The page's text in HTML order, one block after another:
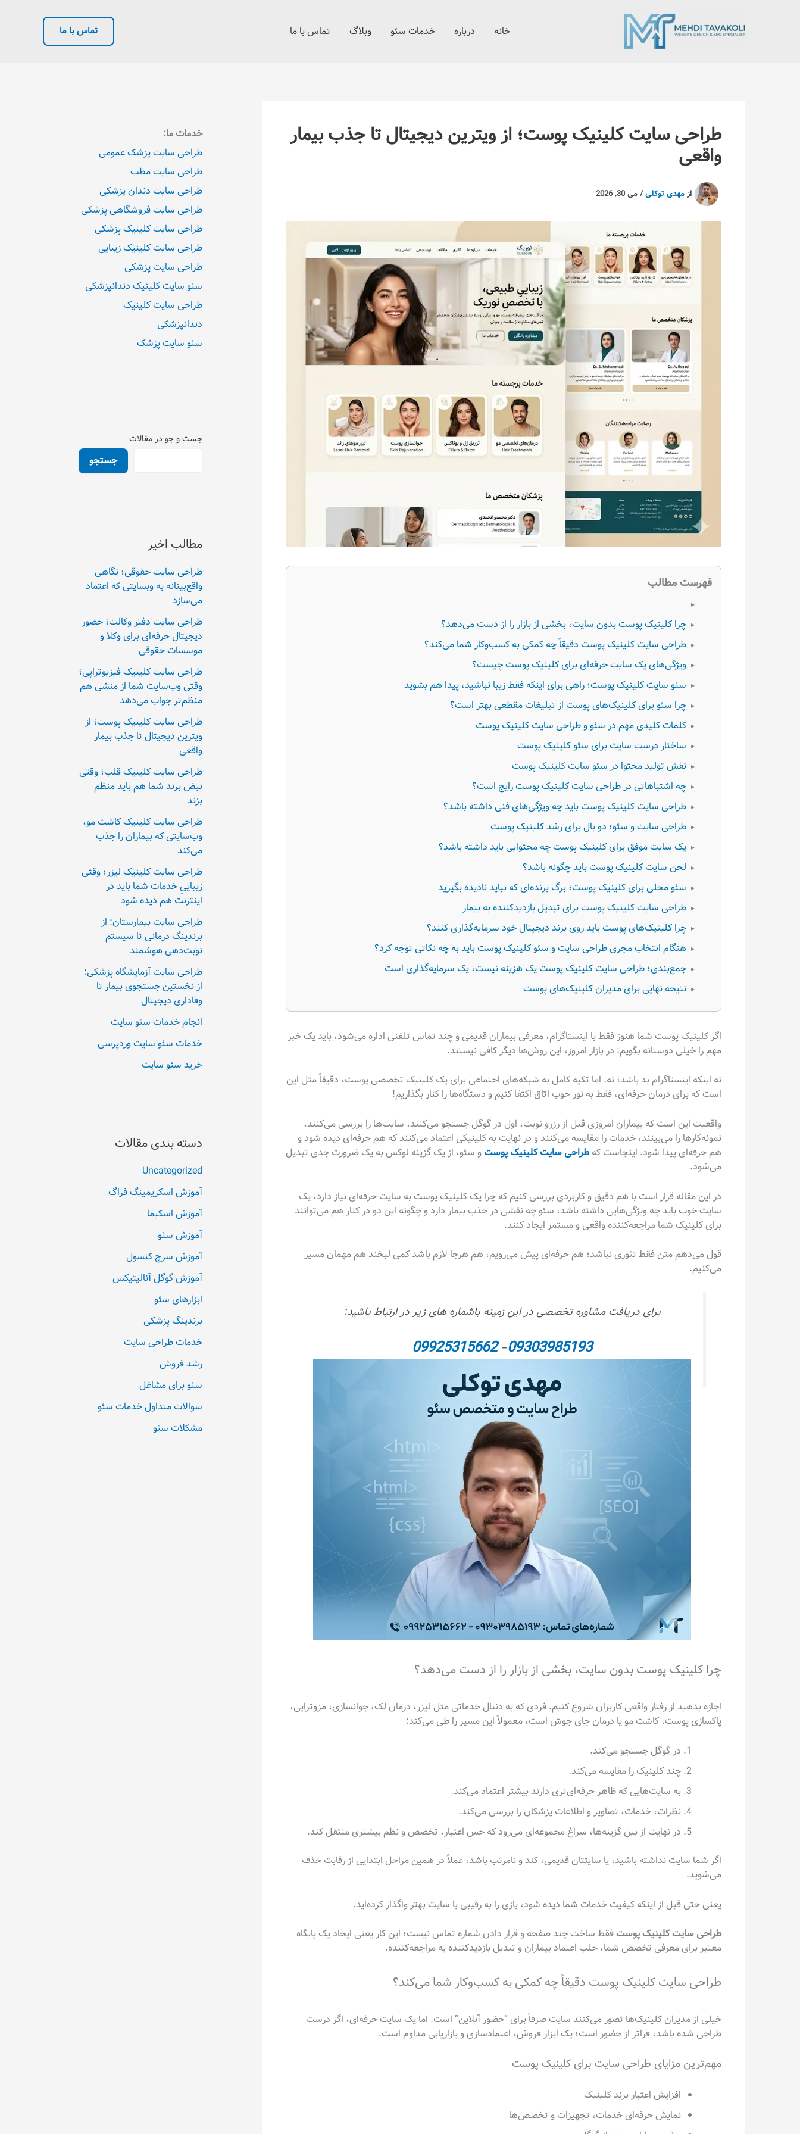
خانه درباره خدمات سئو وبلاگ تماس با ما تماس با ما
طراحی سایت کلینیک پوست؛ از ویترین دیجیتال تا جذب بیمار
واقعی
ازمهدی توکلی/می 30, 2026
فهرست مطالب
▸
▸ چرا کلینیک پوست بدون سایت، بخشی از بازار را از دست می‌دهد؟
▸ طراحی سایت کلینیک پوست دقیقاً چه کمکی به کسب‌وکار شما می‌کند؟
▸ ویژگی‌های یک سایت حرفه‌ای برای کلینیک پوست چیست؟
▸ سئو سایت کلینیک پوست؛ راهی برای اینکه فقط زیبا نباشید، پیدا هم بشوید
▸ چرا سئو برای کلینیک‌های پوست از تبلیغات مقطعی بهتر است؟
▸ کلمات کلیدی مهم در سئو و طراحی سایت کلینیک پوست
▸ ساختار درست سایت برای سئو کلینیک پوست
▸ نقش تولید محتوا در سئو سایت کلینیک پوست
▸ چه اشتباهاتی در طراحی سایت کلینیک پوست رایج است؟
▸ طراحی سایت کلینیک پوست باید چه ویژگی‌های فنی داشته باشد؟
▸ طراحی سایت و سئو؛ دو بال برای رشد کلینیک پوست
▸ یک سایت موفق برای کلینیک پوست چه محتوایی باید داشته باشد؟
▸ لحن سایت کلینیک پوست باید چگونه باشد؟
▸ سئو محلی برای کلینیک پوست؛ برگ برنده‌ای که نباید نادیده بگیرید
▸ طراحی سایت کلینیک پوست برای تبدیل بازدیدکننده به بیمار
▸ چرا کلینیک‌های پوست باید روی برند دیجیتال خود سرمایه‌گذاری کنند؟
▸ هنگام انتخاب مجری طراحی سایت و سئو کلینیک پوست باید به چه نکاتی توجه کرد؟
▸ جمع‌بندی؛ طراحی سایت کلینیک پوست یک هزینه نیست، یک سرمایه‌گذاری است
▸ نتیجه نهایی برای مدیران کلینیک‌های پوست
اگر کلینیک پوست شما هنوز فقط با اینستاگرام، معرفی بیماران قدیمی و چند تماس تلفنی اداره می‌شود، باید یک خبر
مهم را خیلی دوستانه بگویم: در بازار امروز، این روش‌ها دیگر کافی نیستند.
نه اینکه اینستاگرام بد باشد؛ نه. اما تکیه کامل به شبکه‌های اجتماعی برای یک کلینیک تخصصی پوست، دقیقاً مثل این
است که برای درمان حرفه‌ای، فقط به نور خوب اتاق اکتفا کنیم و دستگاه‌ها را کنار بگذاریم!
واقعیت این است که بیماران امروزی قبل از رزرو نوبت، اول در گوگل جستجو می‌کنند، سایت‌ها را بررسی می‌کنند،
نمونه‌کارها را می‌بینند، خدمات را مقایسه می‌کنند و در نهایت به کلینیکی اعتماد می‌کنند که هم حرفه‌ای دیده شود و
هم حرفه‌ای پیدا شود. اینجاست کهطراحی سایت کلینیک پوستو سئو، از یک گزینه لوکس به یک ضرورت جدی تبدیل
می‌شود.
در این مقاله قرار است با هم دقیق و کاربردی بررسی کنیم که چرا یک کلینیک پوست به سایت حرفه‌ای نیاز دارد، یک
سایت خوب باید چه ویژگی‌هایی داشته باشد، سئو چه نقشی در جذب بیمار دارد و چگونه این دو در کنار هم می‌توانند
برای کلینیک شما مراجعه‌کننده واقعی و مستمر ایجاد کنند.
قول می‌دهم متن فقط تئوری نباشد؛ هم حرفه‌ای پیش می‌رویم، هم هرجا لازم باشد کمی لبخند هم مهمان مسیر
می‌کنیم.
برای دریافت مشاوره تخصصی در این زمینه باشماره های زیر در ارتباط باشید:
09303985193
–
09925315662
چرا کلینیک پوست بدون سایت، بخشی از بازار را از دست می‌دهد؟
اجازه بدهید از رفتار واقعی کاربران شروع کنیم. فردی که به دنبال خدماتی مثل لیزر، درمان لک، جوانسازی، مزوتراپی،
پاکسازی پوست، کاشت مو یا درمان جای جوش است، معمولاً این مسیر را طی می‌کند:
در گوگل جستجو می‌کند.
چند کلینیک را مقایسه می‌کند.
به سایت‌هایی که ظاهر حرفه‌ای‌تری دارند بیشتر اعتماد می‌کند.
نظرات، خدمات، تصاویر و اطلاعات پزشکان را بررسی می‌کند.
در نهایت از بین گزینه‌ها، سراغ مجموعه‌ای می‌رود که حس اعتبار، تخصص و نظم بیشتری منتقل کند.
اگر شما سایت نداشته باشید، یا سایتتان قدیمی، کند و نامرتب باشد، عملاً در همین مراحل ابتدایی از رقابت حذف
می‌شوید.
یعنی حتی قبل از اینکه کیفیت خدمات شما دیده شود، بازی را به رقیبی با سایت بهتر واگذار کرده‌اید.
طراحی سایت کلینیک پوست فقط ساخت چند صفحه و قرار دادن شماره تماس نیست؛ این کار یعنی ایجاد یک پایگاه
معتبر برای معرفی تخصص شما، جلب اعتماد بیماران و تبدیل بازدیدکننده به مراجعه‌کننده.
طراحی سایت کلینیک پوست دقیقاً چه کمکی به کسب‌وکار شما می‌کند؟
خیلی از مدیران کلینیک‌ها تصور می‌کنند سایت صرفاً برای “حضور آنلاین” است. اما یک سایت حرفه‌ای، اگر درست
طراحی شده باشد، فراتر از حضور است؛ یک ابزار فروش، اعتمادسازی و بازاریابی مداوم است.
مهم‌ترین مزایای طراحی سایت برای کلینیک پوست
افزایش اعتبار برند کلینیک
نمایش حرفه‌ای خدمات، تجهیزات و تخصص‌ها
خدمات ما:
طراحی سایت پزشک عمومی
طراحی سایت مطب
طراحی سایت دندان پزشکی
طراحی سایت فروشگاهی پزشکی
طراحی سایت کلینیک پزشکی
طراحی سایت کلینیک زیبایی
طراحی سایت پزشکی
سئو سایت کلینیک دندانپزشکی
طراحی سایت کلینیک
دندانپزشکی
سئو سایت پزشک
جست و جو در مقالات
جستجو
مطالب اخیر
طراحی سایت حقوقی؛ نگاهی
واقع‌بینانه به وبسایتی که اعتماد
می‌سازد
طراحی سایت دفتر وکالت؛ حضور
دیجیتال حرفه‌ای برای وکلا و
موسسات حقوقی
طراحی سایت کلینیک فیزیوتراپی؛
وقتی وب‌سایت شما از منشی هم
منظم‌تر جواب می‌دهد
طراحی سایت کلینیک پوست؛ از
ویترین دیجیتال تا جذب بیمار
واقعی
طراحی سایت کلینیک قلب؛ وقتی
نبض برند شما هم باید منظم
بزند
طراحی سایت کلینیک کاشت مو،
وب‌سایتی که بیماران را جذب
می‌کند
طراحی سایت کلینیک لیزر؛ وقتی
زیباییِ خدمات شما باید در
اینترنت هم دیده شود
طراحی سایت بیمارستان: از
برندینگ درمانی تا سیستم
نوبت‌دهی هوشمند
طراحی سایت آزمایشگاه پزشکی:
از نخستین جستجوی بیمار تا
وفاداری دیجیتال
انجام خدمات سئو سایت
خدمات سئو سایت وردپرسی
خرید سئو سایت
دسته بندی مقالات
Uncategorized
آموزش اسکریمینگ فراگ
آموزش اسکیما
آموزش سئو
آموزش سرچ کنسول
آموزش گوگل آنالیتیکس
ابزارهای سئو
برندینگ پزشکی
خدمات طراحی سایت
رشد فروش
سئو برای مشاغل
سوالات متداول خدمات سئو
مشکلات سئو